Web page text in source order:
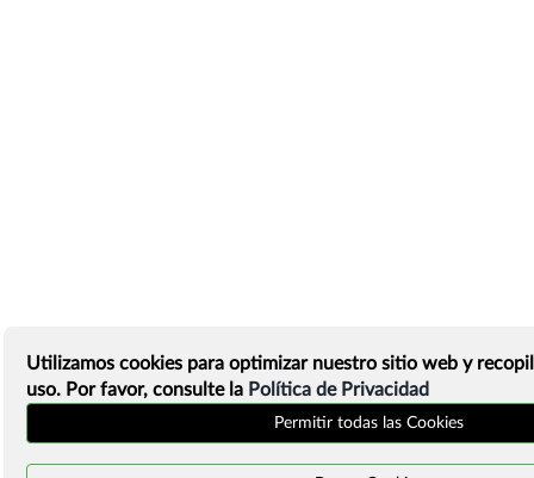
Utilizamos cookies para optimizar nuestro sitio web y
uso. Por favor, consulte la Política de Privacidad
Permitir todas las Cookies